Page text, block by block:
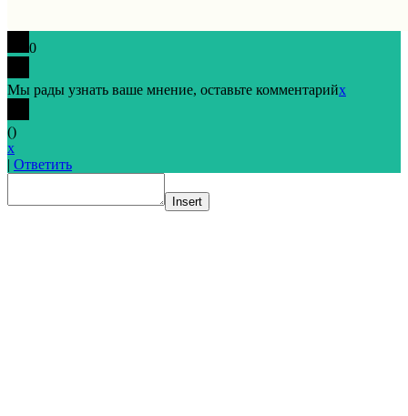
0
Мы рады узнать ваше мнение, оставьте комментарийx
()
x
| Ответить
Insert